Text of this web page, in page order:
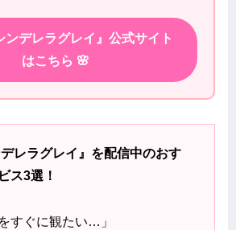
ンデレラグレイ』公式サイト
はこちら 🌸
デレラグレイ』を配信中のおす
ス3選！
すぐに観たい…」